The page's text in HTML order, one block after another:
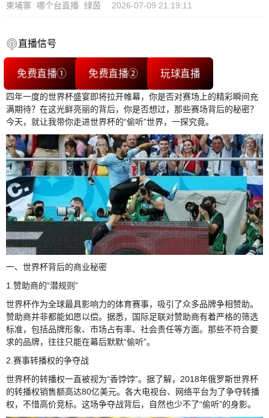
柬埔寨 哪个台直播 绿茵 2026-07-09 21:19:11
直播信号
免费直播① 免费直播② 玩球直播
四年一度的世界杯盛宴即将拉开帷幕，你是否对赛场上的精彩瞬间充
满期待？在这光鲜亮丽的背后，你是否想过，那些赛场背后的秘密？
今天，就让我带你走进世界杯的“偷听”世界，一探究竟。
一、世界杯背后的商业秘密
1.赞助商的“潜规则”
世界杯作为全球最具影响力的体育赛事，吸引了众多品牌争相赞助。
赞助商并非都能如愿以偿。据悉，国际足联对赞助商有着严格的筛选
标准，包括品牌形象、市场占有率、社会责任等方面。那些不符合要
求的品牌，往往只能在幕后默默“偷听”。
2.赛事转播权的争夺战
世界杯的转播权一直被视为“香饽饽”。据了解，2018年俄罗斯世界杯
的转播权销售额高达80亿美元。各大电视台、网络平台为了争夺转播
权，不惜高价竞标。这场争夺战背后，自然也少不了“偷听”的身影。